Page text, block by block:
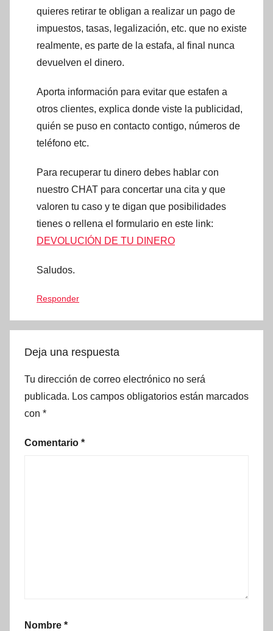
quieres retirar te obligan a realizar un pago de
impuestos, tasas, legalización, etc. que no existe
realmente, es parte de la estafa, al final nunca
devuelven el dinero.
Aporta información para evitar que estafen a
otros clientes, explica donde viste la publicidad,
quién se puso en contacto contigo, números de
teléfono etc.
Para recuperar tu dinero debes hablar con
nuestro CHAT para concertar una cita y que
valoren tu caso y te digan que posibilidades
tienes o rellena el formulario en este link:
DEVOLUCIÓN DE TU DINERO
Saludos.
Responder
Deja una respuesta
Tu dirección de correo electrónico no será
publicada. Los campos obligatorios están marcados
con *
Comentario *
Nombre *